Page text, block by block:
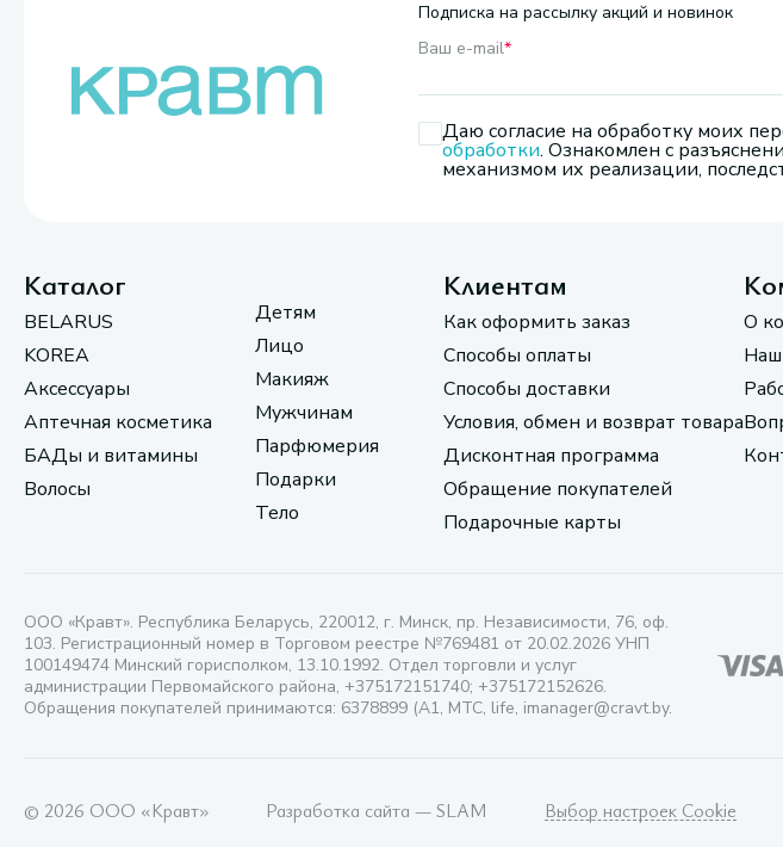
Подписка на рассылку акций и новинок
Ваш e-mail*
Даю согласие на обработку моих
обработки. Ознакомлен с
механизмом их реализации,
Каталог
BELARUS
KOREA
Аксессуары
Аптечная косметика
БАДы и витамины
Волосы
Детям
Лицо
Макияж
Мужчинам
Парфюмерия
Подарки
Тело
Клиентам
Как оформить заказ
Способы оплаты
Способы доставки
Условия, обмен и возврат товара
Дисконтная программа
Обращение покупателей
Подарочные карты
О
ООО «Кравт». Республика Беларусь, 220012, г. Минск, пр. Независимости, 76, оф.
103. Регистрационный номер в Торговом реестре №769481 от 20.02.2026 УНП
100149474 Минский горисполком, 13.10.1992. Отдел торговли и услуг
администрации Первомайского района, +375172151740; +375172152626.
Обращения покупателей принимаются: 6378899 (А1, МТС, life, imanager@cravt.by.
© 2026 ООО «Кравт» Разработка сайта — SLAM Выбор настроек Cookie